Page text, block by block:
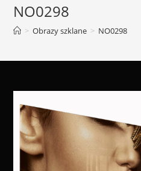
NO0298
> Obrazy szklane > NO0298